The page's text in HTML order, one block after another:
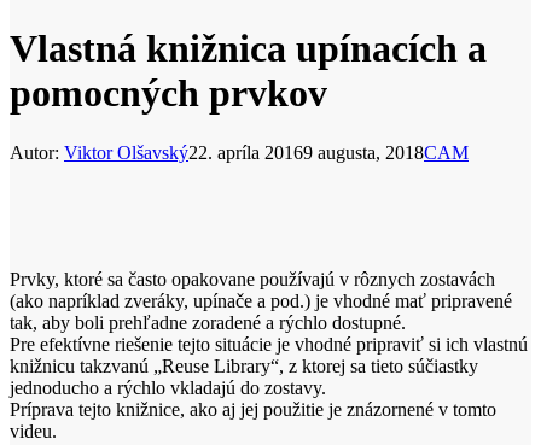
Vlastná knižnica upínacích a
pomocných prvkov
Autor: Viktor Olšavský22. apríla 20169 augusta, 2018CAM
Prvky, ktoré sa často opakovane používajú v rôznych zostavách
(ako napríklad zveráky, upínače a pod.) je vhodné mať pripravené
tak, aby boli prehľadne zoradené a rýchlo dostupné.
Pre efektívne riešenie tejto situácie je vhodné pripraviť si ich vlastnú
knižnicu takzvanú „Reuse Library“, z ktorej sa tieto súčiastky
jednoducho a rýchlo vkladajú do zostavy.
Príprava tejto knižnice, ako aj jej použitie je znázornené v tomto
videu.